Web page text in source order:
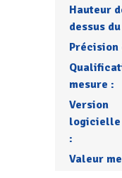
Hauteur
dessus
mesure :
Version
logicielle
:
Valeur